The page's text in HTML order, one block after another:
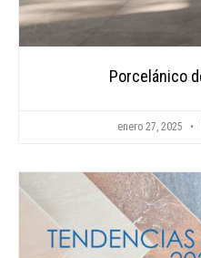
Porcelánico
enero 27, 2025